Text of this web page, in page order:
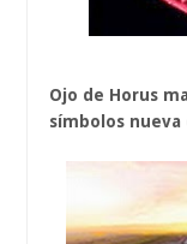
Ojo de Horus
símbolos